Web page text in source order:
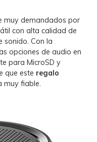
muy demandados por
con alta calidad de
sonido. Con la
opciones de audio en
para MicroSD y
que este regalo
muy fiable.